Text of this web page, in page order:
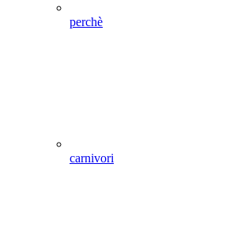
perchè
carnivori